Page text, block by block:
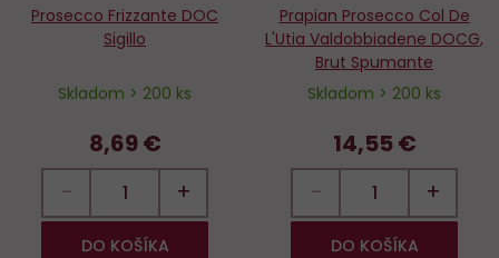
Prosecco Frizzante DOC
Sigillo
Skladom > 200 ks
8,69 €
− +
DO KOŠÍKA
Prapian Prosecco Col De
L'Utia Valdobbiadene DOCG,
Brut Spumante
Skladom > 200 ks
14,55 €
− +
DO KOŠÍKA